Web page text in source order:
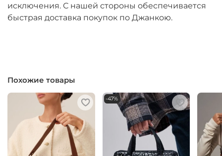
исключения. С нашей стороны обеспечивается
быстрая доставка покупок по Джанкою.
Похожие товары
-47%